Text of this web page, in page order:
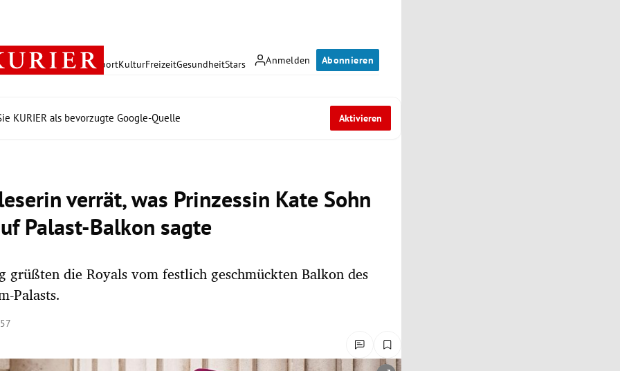
Anmelden Abonnieren
PolitikWirtschaft SportKulturFreizeitGesundheitStars
KURIER als bevorzugte Google-Quelle Aktivieren
verrät, was Prinzessin Kate Sohn
Palast-Balkon sagte
grüßten die Royals vom festlich geschmückten Balkon des
Palasts.